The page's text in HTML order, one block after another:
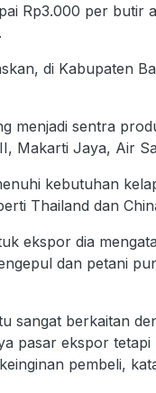
Rp3.000 per butir
di Kabupaten
menjadi sentra
Makarti Jaya, Air
kebutuhan
Thailand dan
ekspor dia
dan petani
sangat berkaitan
pasar ekspor
pembeli,